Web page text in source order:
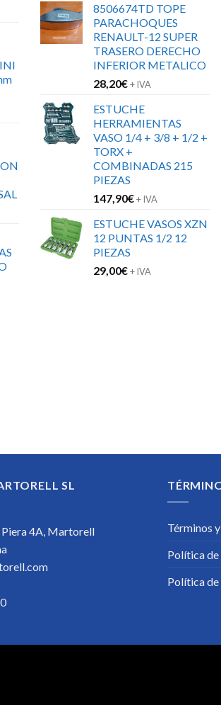
8506674TD TOPE
PARACHOQUES
RENAULT-12 SUPER
TRASERO DERECHO
INFERIOR METALICO
28,20€+ IVA
ESTUCHE
HERRAMIENTAS
VASO 1/4 + 3/8 + 1/2 +
TORX +
COMBINADAS 215
PIEZAS
147,90€+ IVA
ESTUCHE VASOS XZN
12 PUNTAS 1/2 12
PIEZAS
29,00€+ IVA
SL
4A, Martorell
Términos
Política
Política